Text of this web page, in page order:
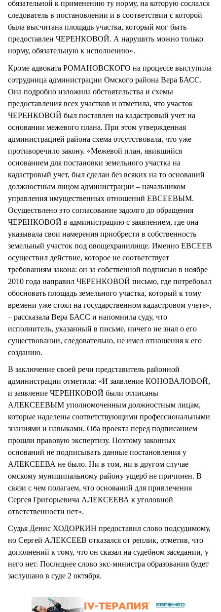
обязательной к применению ту норму, на которую сослался
следователь в постановлении и в соответствии с которой
была высчитана площадь участка, который мог быть
предоставлен ЧЕРЕНКОВОЙ. А нарушить можно только
норму, обязательную к исполнению».
Кроме адвоката РОМАНОВСКОГО на процессе выступила
сотрудница администрации Омского района Вера БАСС.
Она подробно изложила обстоятельства и схемы
предоставления всех участков и отметила, что участок
ЧЕРЕНКОВОЙ был поставлен на кадастровый учет на
основании межевого плана. При этом утвержденная
администрацией района схема отсутствовала, что уже
противоречило закону. «Межевой план, явившийся
основанием для постановки земельного участка на
кадастровый учет, был сделан без всяких на то оснований
должностным лицом администрации – начальником
управления имущественных отношений ЕВСЕЕВЫМ.
Осуществлено это согласование задолго до обращения
ЧЕРЕНКОВОЙ в администрацию с заявлением, где она
указывала свои намерения приобрести в собственность
земельный участок под овощехранилище. Именно ЕВСЕЕВ
осуществил действие, которое не соответствует
требованиям закона: он за собственной подписью в ноябре
2010 года направил ЧЕРЕНКОВОЙ письмо, где потребовал
обосновать площадь земельного участка, который к тому
времени уже стоял на государственном кадастровом учете»,
– рассказала Вера БАСС и напомнила суду, что
исполнитель, указанный в письме, ничего не знал о его
существовании, следовательно, не имел отношения к его
созданию.
В заключение своей речи представитель районной
администрации отметила: «И заявление КОНОВАЛОВОЙ,
и заявление ЧЕРЕНКОВОЙ были отписаны
АЛЕКСЕЕВЫМ уполномоченным должностным лицам,
которые наделены соответствующими профессиональными
знаниями и навыками. Оба проекта перед подписанием
прошли правовую экспертизу. Поэтому законных
оснований не подписывать данные постановления у
АЛЕКСЕЕВА не было. Ни в том, ни в другом случае
омскому муниципальному району ущерб не причинен. В
связи с чем полагаем, что оснований для привлечения
Сергея Григорьевича АЛЕКСЕЕВА к уголовной
ответственности нет».
Судья Денис ХОДОРКИН предоставил слово подсудимому,
но Сергей АЛЕКСЕЕВ отказался от реплик, отметив, что
дополнений к тому, что он сказал на судебном заседании, у
него нет. Последнее слово экс-министра образования будет
заслушано в суде 2 октября.